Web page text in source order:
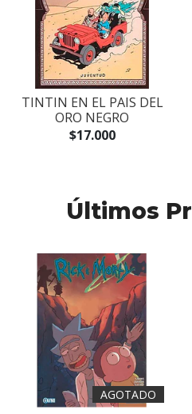
TINTIN EN EL PAIS DEL
ORO NEGRO
$17.000
Últimos
AGOTADO